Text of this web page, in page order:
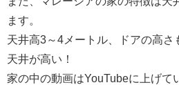
ます。
天井高3～4メートル、ドアの高さ
天井が高い！
家の中の動画はYouTubeに上げて